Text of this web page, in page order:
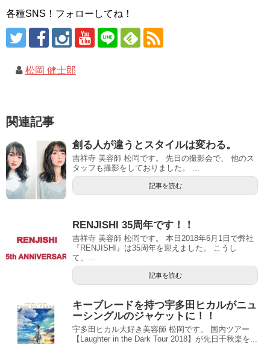
各種SNS！フォローしてね！
松岡 健士郎
関連記事
創る人が違うとスタイルは変わる。
吉祥寺 美容師 松岡です。 先日の撮影会で、 他のス
タッフも撮影をしておりました。 ...
記事を読む
RENJISHI 35周年です！！
吉祥寺 美容師 松岡です。 本日2018年6月1日で弊社
『RENJISHI』は35周年を迎えました。 こうし
て、...
記事を読む
キーブレードを持つ宇多田ヒカルがニュ
ーシングルのジャケットに！！
宇多田ヒカル大好き美容師 松岡です。 国内ツアー
【Laughter in the Dark Tour 2018】が先日千秋楽を...